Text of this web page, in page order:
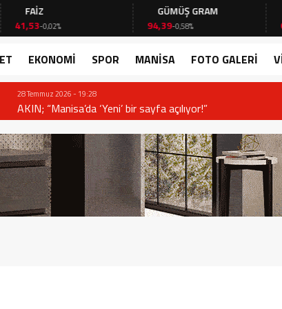
FAİZ
-0,02%
GÜMÜŞ GRAM
94,39
-0,58%
EKONOMİ SPOR MANİSA FOTO GALERİ